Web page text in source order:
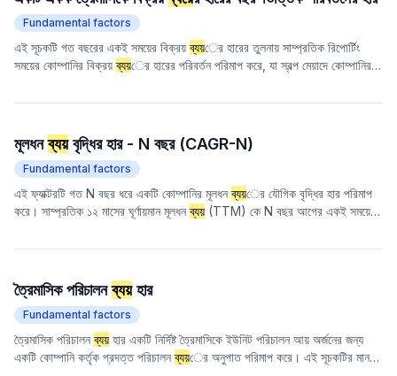
Fundamental factors
এই সূচকটি গত বছরের একই সময়ের বিক্রয়ব্যয়ের হারের তুলনায় সাম্প্রতিক রিপোর্টিং
সময়ের কোম্পানির বিক্রয়ব্যয়ের হারের পরিবর্তন পরিমাপ করে, যা স্বল্প মেয়াদে কোম্পানির
মূলধনব্যয়বৃদ্ধির হার - N বছর (CAGR-N)
Fundamental factors
এই ফ্যাক্টরটি গত N বছর ধরে একটি কোম্পানির মূলধনব্যয়ের যৌগিক বৃদ্ধির হার পরিমাপ
করে। সাম্প্রতিক ১২ মাসের ঘূর্ণায়মান মূলধনব্যয় (TTM) কে N বছর আগের একই সময়ের
সম্প্রসারণের শক্তি মূল্যায়ন করা হয়। এই ফ্যাক্টরটি কোম্পানির দীর্ঘমেয়াদী মূলধন বিনিয়োগের
সম্ভাবনা পরিমাপ করতে ব্যবহার করা যেতে পারে।
ত্রৈমাসিক পরিচালনব্যয়হার
Fundamental factors
ত্রৈমাসিক পরিচালনব্যয় হার একটি নির্দিষ্ট ত্রৈমাসিকে ইউনিট পরিচালন আয় অর্জনের জন্য
একটি কোম্পানি কর্তৃক প্রদত্ত পরিচালনব্যয়ের অনুপাত পরিমাপ করে। এই সূচকটির মান